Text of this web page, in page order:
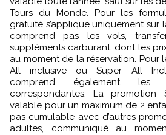
Tours du Monde. Pour les
gratuité s’applique uniquement sur
comprend pas les vols,
suppléments carburant, dont les
au moment de la réservation. Pour
All inclusive ou Super All
comprend également les
correspondantes. La promotion
valable pour un maximum de 2
pas cumulable avec d’autres
adultes, communiqué au